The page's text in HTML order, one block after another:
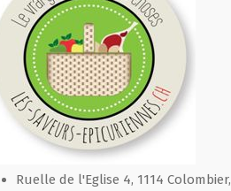
Ruelle de l'Eglise 4, 1114 Colombier,